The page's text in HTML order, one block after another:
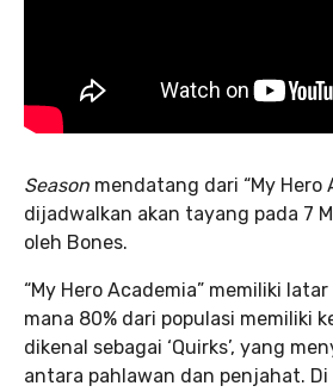
Season mendatang dari “My Hero
dijadwalkan akan tayang pada 7
oleh Bones.
“My Hero Academia” memiliki
mana 80% dari populasi memiliki
dikenal sebagai ‘Quirks’, yang
antara pahlawan dan penjahat.